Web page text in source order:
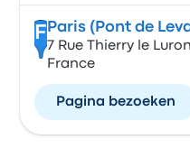
F Paris (Pont de
7 Rue Thierry le
France
Pagina bezoeken